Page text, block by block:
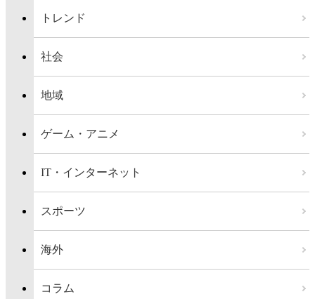
トレンド
社会
地域
ゲーム・アニメ
IT・インターネット
スポーツ
海外
コラム